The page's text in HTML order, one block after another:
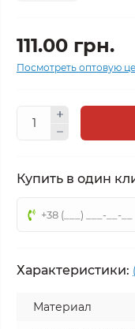
111.00 грн.
Посмотреть оптовую
Купить в один
Характеристики:
Материал